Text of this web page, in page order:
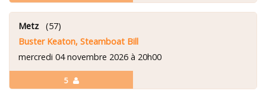
5
Metz(57)
Buster Keaton, Steamboat Bill
mercredi 04 novembre 2026 à 20h00